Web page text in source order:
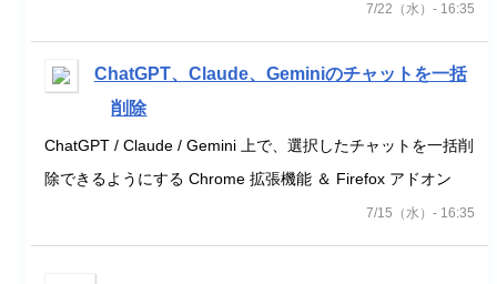
7/22（水）- 16:35
ChatGPT、Claude、Geminiのチャットを一括
削除
ChatGPT / Claude / Gemini 上で、選択したチャットを一括削
除できるようにする Chrome 拡張機能 ＆ Firefox アドオン
7/15（水）- 16:35